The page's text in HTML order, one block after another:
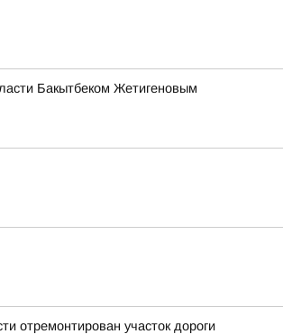
Бакытбеком Жетигеновым
отремонтирован участок дороги